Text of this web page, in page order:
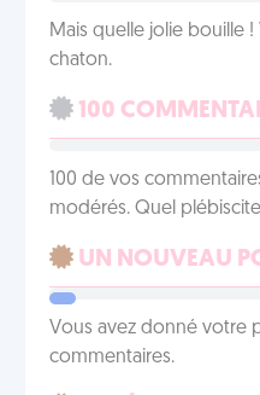
Mais quelle jolie bouille
chaton.
100
100 de vos
modérés. Quel
UN NOUVEAU
Vous avez donné votre
commentaires.